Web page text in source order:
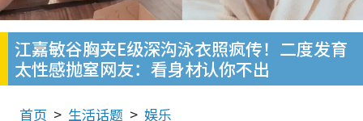
江嘉敏谷胸夹E级深沟泳衣照疯传！二度发育
太性感抛窒网友：看身材认你不出
首页 生活话题 娱乐